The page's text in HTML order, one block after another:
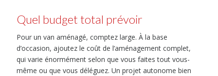
Quel budget total prévoir
Pour un van aménagé, comptez large. À la base
d’occasion, ajoutez le coût de l’aménagement complet,
qui varie énormément selon que vous faites tout vous-
même ou que vous déléguez. Un projet autonome bien